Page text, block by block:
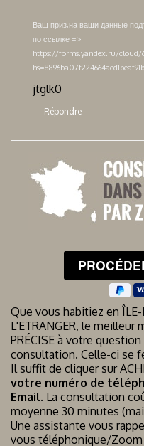
Ваш приз,на ваши данные
по ссылке =>
https://forms.yandex.ru/cloud/
jtglk0
Répondre
Que vous habitiez en ÎLE-
L'ETRANGER, le meilleur
PRÉCISE à votre
consultation. Celle-ci se
Il suffit de cliquer sur
votre numéro de
Email. La consultation
moyenne 30 minutes
Une assistante vous
vous téléphonique/Zoom